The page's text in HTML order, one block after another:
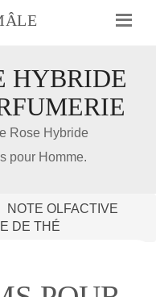
HYBRIDE
Rose Hybride
pour Homme.
NOTE OLFACTIVE
DE THÉ
NOËL